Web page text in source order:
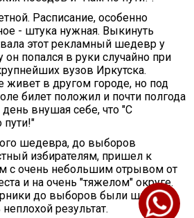
Расписание, особенно
- штука нужная. Выкинуть
этот рекламный шедевр у
он попался в руки случайно при
вузов Иркутска.
живет в другом городе, но под
билет положил и почти полгода
внушая себе, что "С
шедевра, до выборов
избирателям, пришел к
с очень небольшим отрывом от
и на очень "тяжелом" округе.
до выборов были широко
результат.